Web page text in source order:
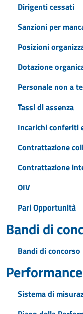
Dirigenti cessati
Sanzioni per
Posizioni
Dotazione
Personale non a
Tassi di assenza
Incarichi conferiti
Contrattazione
Contrattazione
OIV
Pari Opportunità
Bandi di
Bandi di concorso
Performance
Sistema di